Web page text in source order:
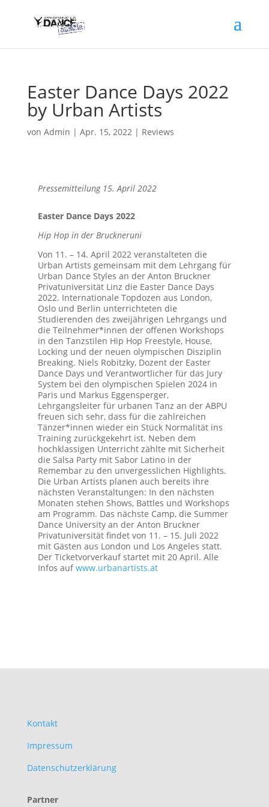
Easter Dance Days 2022
by Urban Artists
von Admin | Apr. 15, 2022| Reviews
Pressemitteilung 15. April 2022
Easter Dance Days 2022
Hip Hop in der Bruckneruni
Von 11. – 14. April 2022 veranstalteten die
Urban Artists gemeinsam mit dem Lehrgang für
Urban Dance Styles an der Anton Bruckner
Privatuniversität Linz die Easter Dance Days
2022. Internationale Topdozen aus London,
Oslo und Berlin unterrichteten die
Studierenden des zweijährigen Lehrgangs und
die Teilnehmer*innen der offenen Workshops
in den Tanzstilen Hip Hop Freestyle, House,
Locking und der neuen olympischen Disziplin
Breaking. Niels Robitzky, Dozent der Easter
Dance Days und Verantwortlicher für das Jury
System bei den olympischen Spielen 2024 in
Paris und Markus Eggensperger,
Lehrgangsleiter für urbanen Tanz an der ABPU
freuen sich sehr, dass für die zahlreichen
Tänzer*innen wieder ein Stück Normalität ins
Training zurückgekehrt ist. Neben dem
hochklassigen Unterricht zählte mit Sicherheit
die Salsa Party mit Sabor Latino in der
Remembar zu den unvergesslichen Highlights.
Die Urban Artists planen auch bereits ihre
nächsten Veranstaltungen: In den nächsten
Monaten stehen Shows, Battles und Workshops
am Programm. Das nächste Camp, die Summer
Dance University an der Anton Bruckner
Privatuniversität findet von 11. – 15. Juli 2022
mit Gästen aus London und Los Angeles statt.
Der Ticketvorverkauf startet mit 20 April. Alle
Infos aufwww.urbanartists.at
Kontakt
Impressum
Datenschutzerklärung
Partner